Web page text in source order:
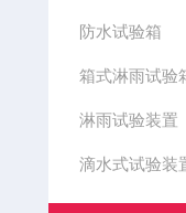
防水试验箱
箱式淋雨试验
淋雨试验装置
滴水式试验装